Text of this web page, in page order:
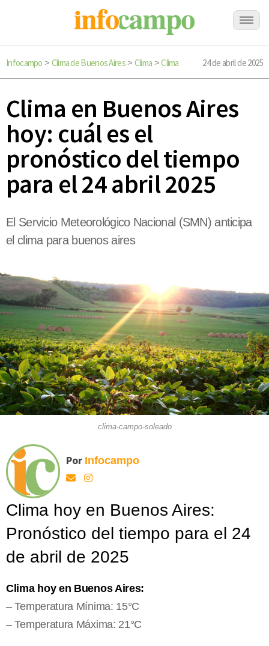
Infocampo > Clima de Buenos Aires> Clima >Clima 24 de abril de 2025
Clima en Buenos Aires
hoy: cuál es el
pronóstico del tiempo
para el 24 abril 2025
El Servicio Meteorológico Nacional (SMN) anticipa
el clima para buenos aires
clima-campo-soleado
Por Infocampo
Clima hoy en Buenos Aires:
Pronóstico del tiempo para el 24
de abril de 2025
Clima hoy en Buenos Aires:
– Temperatura Mínima: 15°C
– Temperatura Máxima: 21°C